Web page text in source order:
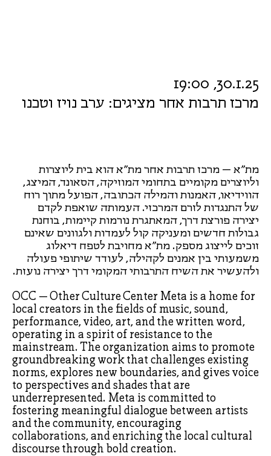
מרכז תרבות אחר מציגים: ערב נויז וטכנו
30.1.25, 19:00
מת״א – מרכז תרבות אחר מת״א הוא בית ליוצרות
וליוצרים מקומיים בתחומי המוזיקה, הסאונד, המיצג,
הווידיאו, האמנות והמילה הכתובה, הפועל מתוך רוח
של התנגדות לזרם המרכזי. העמותה שואפת לקדם
יצירה פורצת דרך, המאתגרת נורמות קיימות, בוחנת
גבולות חדשים ומעניקה קול לעמדות ולגוונים שאינם
זוכים לייצוג מספק. מת״א מחויבת לטפח דיאלוג
משמעותי בין אמנים לקהילה, לעודד שיתופי פעולה
ולהעשיר את השיח התרבותי המקומי דרך יצירה נועזת.
OCC – Other Culture Center Meta is a home for
local creators in the fields of music, sound,
performance, video, art, and the written word,
operating in a spirit of resistance to the
mainstream. The organization aims to promote
groundbreaking work that challenges existing
norms, explores new boundaries, and gives voice
to perspectives and shades that are
underrepresented. Meta is committed to
fostering meaningful dialogue between artists
and the community, encouraging
collaborations, and enriching the local cultural
discourse through bold creation.